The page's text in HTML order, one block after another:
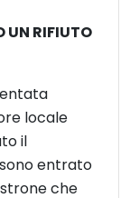
UN RIFIUTO
locale
il
entrato
che